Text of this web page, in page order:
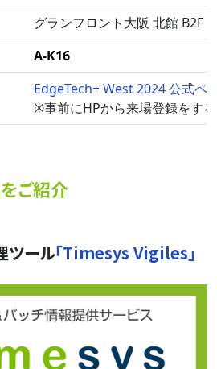
グランフロント大阪 北館 B2F
A-K16
EdgeTech+ West 2024 公式ペ
※事前にHPから来場登録をす
ご紹介
ツール「Timesys Vigiles」